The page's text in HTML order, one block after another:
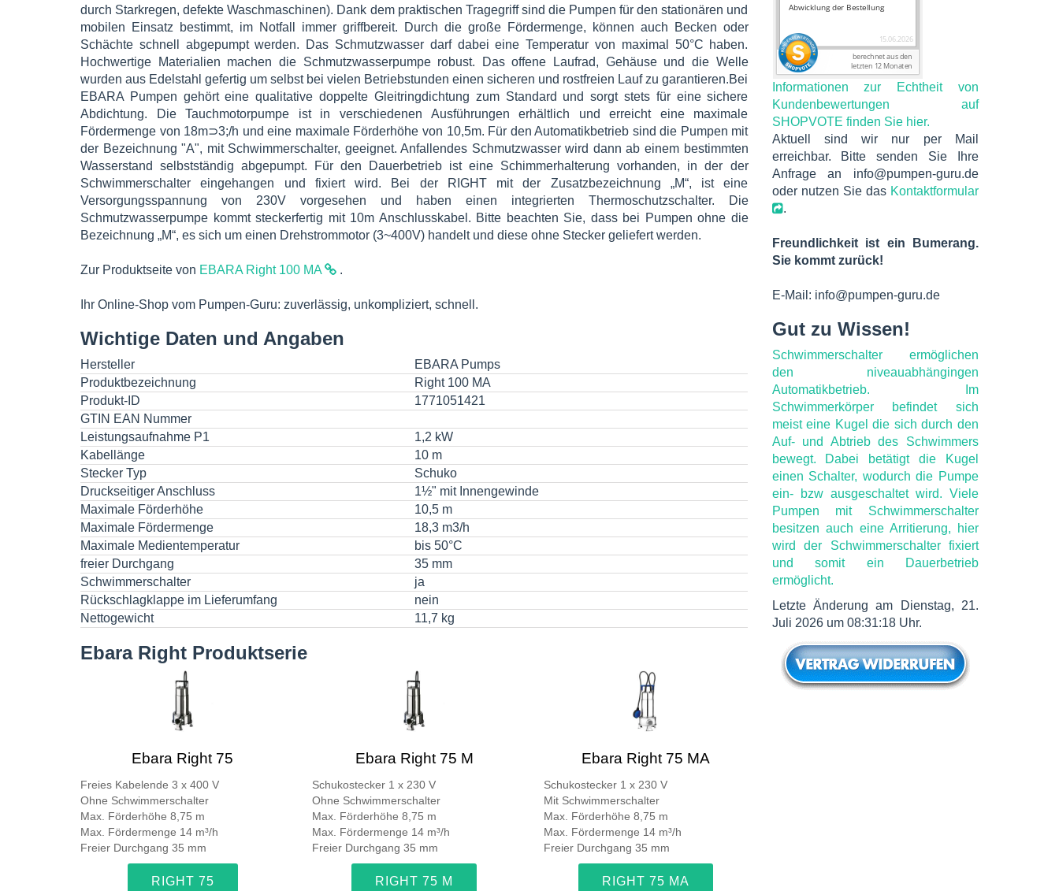
durch Starkregen, defekte Waschmaschinen). Dank dem praktischen Tragegriff sind die Pumpen für den stationären und
mobilen Einsatz bestimmt, im Notfall immer griffbereit. Durch die große Fördermenge, können auch Becken oder
Schächte schnell abgepumpt werden. Das Schmutzwasser darf dabei eine Temperatur von maximal 50°C haben.
Hochwertige Materialien machen die Schmutzwasserpumpe robust. Das offene Laufrad, Gehäuse und die Welle
wurden aus Edelstahl gefertig um selbst bei vielen Betriebstunden einen sicheren und rostfreien Lauf zu garantieren.Bei
EBARA Pumpen gehört eine qualitative doppelte Gleitringdichtung zum Standard und sorgt stets für eine sichere
Abdichtung. Die Tauchmotorpumpe ist in verschiedenen Ausführungen erhältlich und erreicht eine maximale
Fördermenge von 18m⊃3;/h und eine maximale Förderhöhe von 10,5m. Für den Automatikbetrieb sind die Pumpen mit
der Bezeichnung "A", mit Schwimmerschalter, geeignet. Anfallendes Schmutzwasser wird dann ab einem bestimmten
Wasserstand selbstständig abgepumpt. Für den Dauerbetrieb ist eine Schimmerhalterung vorhanden, in der der
Schwimmerschalter eingehangen und fixiert wird. Bei der RIGHT mit der Zusatzbezeichnung „M“, ist eine
Versorgungsspannung von 230V vorgesehen und haben einen integrierten Thermoschutzschalter. Die
Schmutzwasserpumpe kommt steckerfertig mit 10m Anschlusskabel. Bitte beachten Sie, dass bei Pumpen ohne die
Bezeichnung „M“, es sich um einen Drehstrommotor (3~400V) handelt und diese ohne Stecker geliefert werden.
Zur Produktseite von EBARA Right 100 MA .
Ihr Online-Shop vom Pumpen-Guru: zuverlässig, unkompliziert, schnell.
Wichtige Daten und Angaben
Hersteller
EBARA Pumps
Produktbezeichnung
Right 100 MA
Produkt-ID
1771051421
GTIN EAN Nummer
Leistungsaufnahme P1
1,2 kW
Kabellänge
10 m
Stecker Typ
Schuko
Druckseitiger Anschluss
1½" mit Innengewinde
Maximale Förderhöhe
10,5 m
Maximale Fördermenge
18,3 m3/h
Maximale Medientemperatur
bis 50°C
freier Durchgang
35 mm
Schwimmerschalter
ja
Rückschlagklappe im Lieferumfang
nein
Nettogewicht
11,7 kg
Ebara Right Produktserie
Ebara Right 75
Freies Kabelende 3 x 400 V
Ohne Schwimmerschalter
Max. Förderhöhe 8,75 m
Max. Fördermenge 14 m³/h
Freier Durchgang 35 mm
RIGHT 75
Ebara Right 75 M
Schukostecker 1 x 230 V
Ohne Schwimmerschalter
Max. Förderhöhe 8,75 m
Max. Fördermenge 14 m³/h
Freier Durchgang 35 mm
RIGHT 75 M
Ebara Right 75 MA
Schukostecker 1 x 230 V
Mit Schwimmerschalter
Max. Förderhöhe 8,75 m
Max. Fördermenge 14 m³/h
Freier Durchgang 35 mm
RIGHT 75 MA
Informationen zur Echtheit von
Kundenbewertungen auf
SHOPVOTE finden Sie hier.
Aktuell sind wir nur per Mail
erreichbar. Bitte senden Sie Ihre
Anfrage an info@pumpen-guru.de
oder nutzen Sie das Kontaktformular
.
Freundlichkeit ist ein Bumerang.
Sie kommt zurück!
E-Mail: info@pumpen-guru.de
Gut zu Wissen!
Schwimmerschalter ermöglichen
den niveauabhängingen
Automatikbetrieb. Im
Schwimmerkörper befindet sich
meist eine Kugel die sich durch den
Auf- und Abtrieb des Schwimmers
bewegt. Dabei betätigt die Kugel
einen Schalter, wodurch die Pumpe
ein- bzw ausgeschaltet wird. Viele
Pumpen mit Schwimmerschalter
besitzen auch eine Arritierung, hier
wird der Schwimmerschalter fixiert
und somit ein Dauerbetrieb
ermöglicht.
Letzte Änderung am Dienstag, 21.
Juli 2026 um 08:31:18 Uhr.